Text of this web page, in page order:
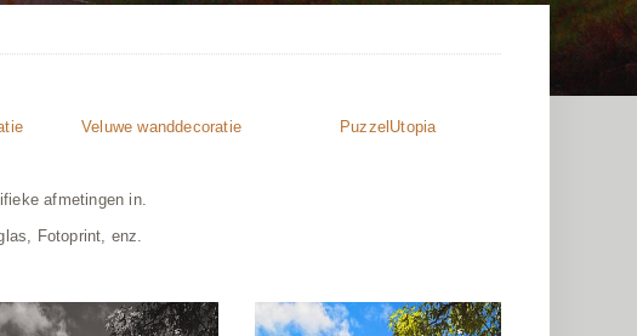
Veluwe wanddecoratie PuzzelUtopia
afmetingen in.
Fotoprint, enz.